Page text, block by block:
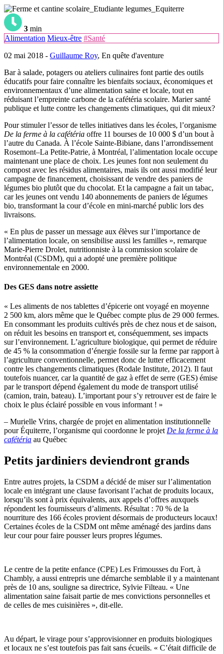
3 min
Alimentation Mieux-être #Santé
02 mai 2018 - Guillaume Roy, En quête d'aventure
Bar à salade, potagers ou ateliers culinaires font partie des outils
éducatifs pour faire connaître les bienfaits sociaux, économiques et
environnementaux d’une alimentation saine et locale, tout en
réduisant l’empreinte carbone de la cafétéria scolaire. Marier santé
publique et lutte contre les changements climatiques, qui dit mieux?
Pour stimuler l’essor de telles initiatives dans les écoles, l’organisme
De la ferme à la cafétéria offre 11 bourses de 10 000 $ d’un bout à
l’autre du Canada. À l’école Sainte-Bibiane, dans l’arrondissement
Rosemont–La Petite-Patrie, à Montréal, l’alimentation locale occupe
maintenant une place de choix. Les jeunes font non seulement du
compost avec les résidus alimentaires, mais ils ont aussi modifié leur
campagne de financement, choisissant de vendre des paniers de
légumes bio plutôt que du chocolat. Et la campagne a fait un tabac,
car les jeunes ont vendu 140 abonnements de paniers de légumes
bio, transformant la cour d’école en mini-marché public lors des
livraisons.
« En plus de passer un message aux élèves sur l’importance de
l’alimentation locale, on sensibilise aussi les familles », remarque
Marie-Pierre Drolet, nutritionniste à la commission scolaire de
Montréal (CSDM), qui a adopté une première politique
environnementale en 2000.
Des GES dans notre assiette
« Les aliments de nos tablettes d’épicerie ont voyagé en moyenne
2 500 km, alors même que le Québec compte plus de 29 000 fermes.
En consommant les produits cultivés près de chez nous et de saison,
on réduit les besoins en transport et, conséquemment, ses impacts
sur l’environnement. L’agriculture biologique, qui permet de réduire
de 45 % la consommation d’énergie fossile sur la ferme par rapport à
l’agriculture conventionnelle, permet donc de lutter efficacement
contre les changements climatiques (Rodale Institute, 2012). Il faut
toutefois nuancer, car la quantité de gaz à effet de serre (GES) émise
par le transport dépend également du mode de transport utilisé
(camion, train, bateau). L’important pour s’y retrouver est de faire le
choix le plus éclairé possible en vous informant ! »
– Murielle Vrins, chargée de projet en alimentation institutionnelle
pour Équiterre, l’organisme qui coordonne le projet De la ferme à la
cafétéria au Québec
Petits jardiniers deviendront grands
Entre autres projets, la CSDM a décidé de miser sur l’alimentation
locale en intégrant une clause favorisant l’achat de produits locaux,
lorsqu’ils sont à prix équivalents, aux appels d’offres auxquels
répondent les fournisseurs d’aliments. Résultat : 70 % de la
nourriture des 166 écoles provient désormais de producteurs locaux!
Certaines écoles de la CSDM ont même aménagé des jardins dans
leur cour pour faire pousser leurs propres légumes.
Le centre de la petite enfance (CPE) Les Frimousses du Fort, à
Chambly, a aussi entrepris une démarche semblable il y a maintenant
près de 10 ans, souligne sa directrice, Sylvie Filteau. « Une
alimentation saine faisait partie de mes convictions personnelles et
de celles de mes cuisinières », dit-elle.
Au départ, le virage pour s’approvisionner en produits biologiques
et locaux ne s’est toutefois pas fait sans écueils. « C’était difficile de